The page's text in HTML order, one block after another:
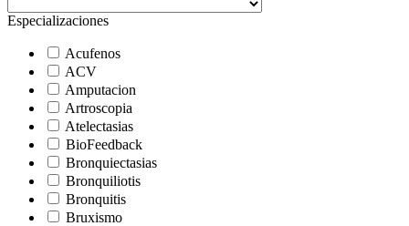
Especializaciones
Acufenos
ACV
Amputacion
Artroscopia
Atelectasias
BioFeedback
Bronquiectasias
Bronquiliotis
Bronquitis
Bruxismo